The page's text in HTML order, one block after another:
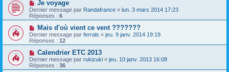
Je voyage
Dernier message par Randafrance « lun. 3 mars 2014 17:23
Réponses : 6
Mais d'où vient ce vent ???????
Dernier message par ferrals « jeu. 9 janv. 2014 19:19
Réponses : 12
Calendrier ETC 2013
Dernier message par rukizuki « jeu. 10 janv. 2013 16:08
Réponses : 36